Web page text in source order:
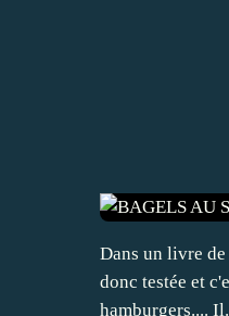
Dans un livre
donc testée et
hamburgers....